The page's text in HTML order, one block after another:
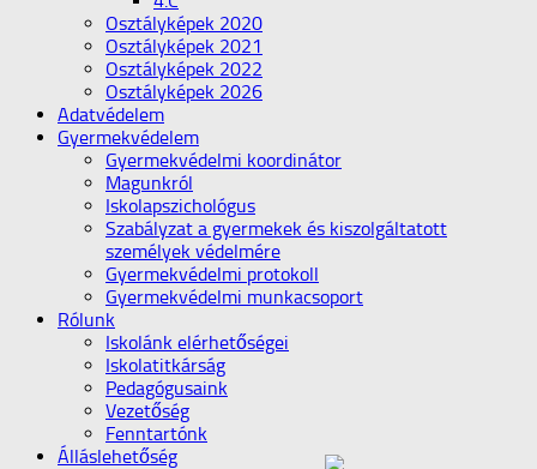
Osztályképek 2020
Osztályképek 2021
Osztályképek 2022
Osztályképek 2026
Adatvédelem
Gyermekvédelem
Gyermekvédelmi koordinátor
Magunkról
Iskolapszichológus
Szabályzat a gyermekek és kiszolgáltatott
személyek védelmére
Gyermekvédelmi protokoll
Gyermekvédelmi munkacsoport
Rólunk
Iskolánk elérhetőségei
Iskolatitkárság
Pedagógusaink
Vezetőség
Fenntartónk
Álláslehetőség